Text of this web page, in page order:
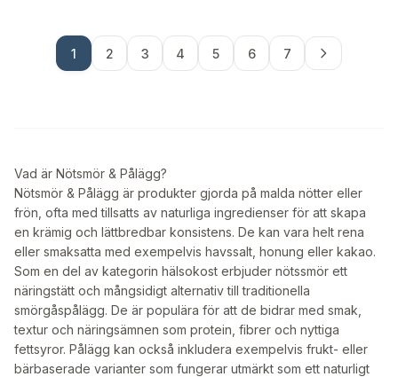
1 2 3 4 5 6 7
Vad är Nötsmör & Pålägg?
Nötsmör & Pålägg är produkter gjorda på malda nötter eller
frön, ofta med tillsatts av naturliga ingredienser för att skapa
en krämig och lättbredbar konsistens. De kan vara helt rena
eller smaksatta med exempelvis havssalt, honung eller kakao.
Som en del av kategorin hälsokost erbjuder nötssmör ett
näringstätt och mångsidigt alternativ till traditionella
smörgåspålägg. De är populära för att de bidrar med smak,
textur och näringsämnen som protein, fibrer och nyttiga
fettsyror. Pålägg kan också inkludera exempelvis frukt- eller
bärbaserade varianter som fungerar utmärkt som ett naturligt